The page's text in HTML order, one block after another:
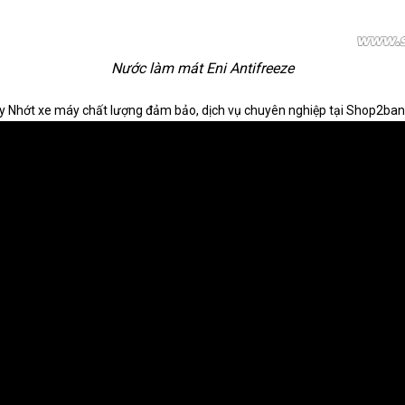
Nước làm mát Eni Antifreeze
Nhớt xe máy chất lượng đảm bảo, dịch vụ chuyên nghiệp tại